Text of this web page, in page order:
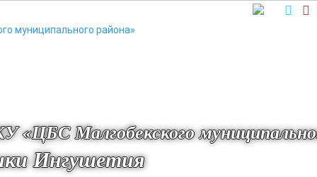
«ЦБС Малгобекского
Ингушетия